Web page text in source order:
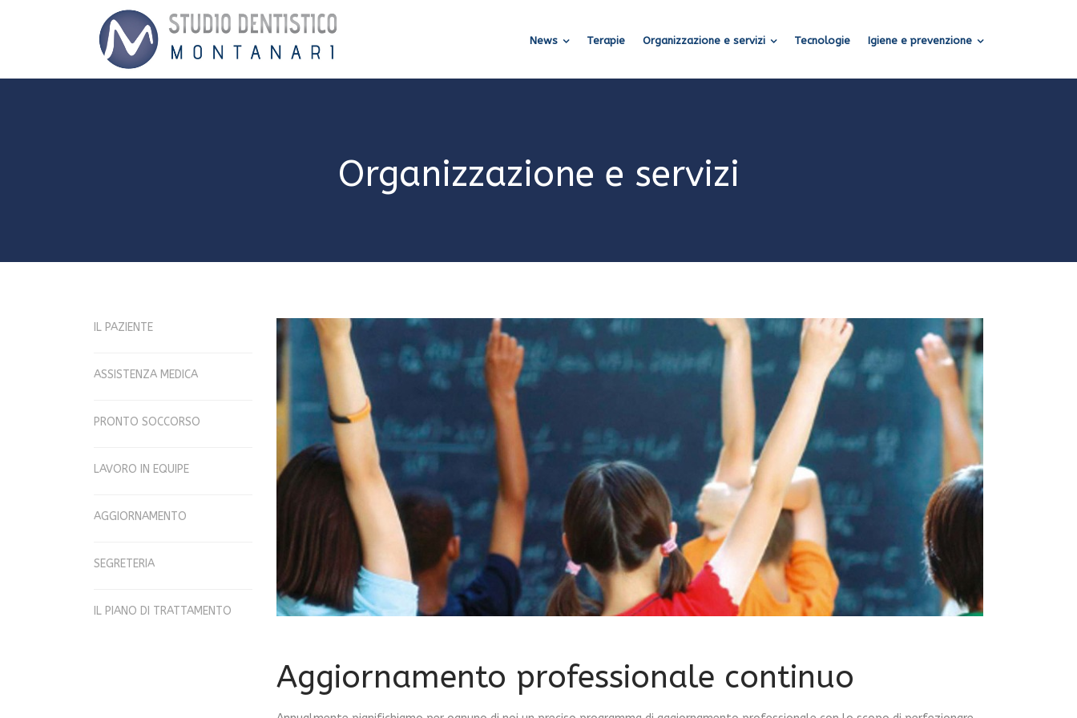
News Terapie Organizzazione e servizi Tecnologie Igiene e prevenzione
Organizzazione e servizi
IL PAZIENTE
ASSISTENZA MEDICA
PRONTO SOCCORSO
LAVORO IN EQUIPE
AGGIORNAMENTO
SEGRETERIA
IL PIANO DI TRATTAMENTO
Aggiornamento professionale continuo